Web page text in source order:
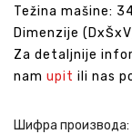
Težina mašine:
Dimenzije
Za detaljnije
nam upit ili nas
Шифра производа: